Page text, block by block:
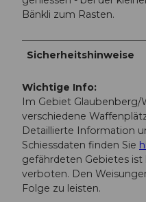
Bänkli zum Rasten.
Sicherheitshinweise
Wichtige Info:
Im Gebiet Glaubenberg/
verschiedene
Detaillierte Information
Schiessdaten finden Sie
gefährdeten Gebietes
verboten. Den
Folge zu leisten.